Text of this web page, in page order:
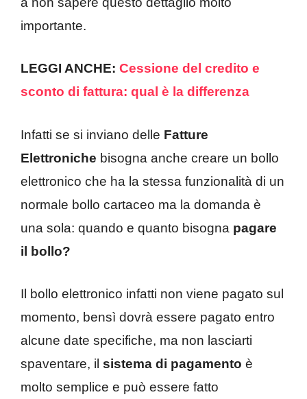
importante.
LEGGI ANCHE: Cessione del credito e
sconto di fattura: qual è la differenza
Infatti se si inviano delle Fatture
Elettroniche bisogna anche creare un bollo
elettronico che ha la stessa funzionalità di un
normale bollo cartaceo ma la domanda è
una sola: quando e quanto bisogna pagare
il bollo?
Il bollo elettronico infatti non viene pagato sul
momento, bensì dovrà essere pagato entro
alcune date specifiche, ma non lasciarti
spaventare, il sistema di pagamento è
molto semplice e può essere fatto